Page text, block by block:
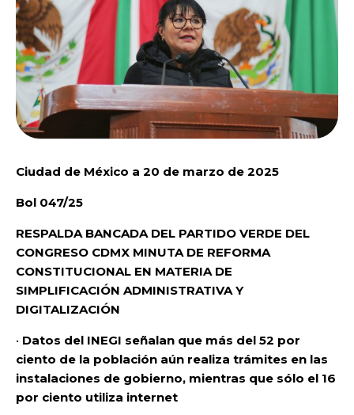
Ciudad de México a 20 de marzo de 2025
Bol 047/25
RESPALDA BANCADA DEL PARTIDO VERDE DEL
CONGRESO CDMX MINUTA DE REFORMA
CONSTITUCIONAL EN MATERIA DE
SIMPLIFICACIÓN ADMINISTRATIVA Y
DIGITALIZACIÓN
• Datos del INEGI señalan que más del 52 por
ciento de la población aún realiza trámites en las
instalaciones de gobierno, mientras que sólo el 16
por ciento utiliza internet